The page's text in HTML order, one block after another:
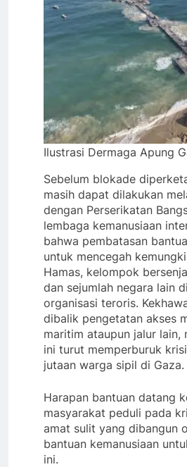
Ilustrasi Dermaga Apung
Sebelum blokade
masih dapat dilakukan
dengan Perserikatan
lembaga kemanusiaan
bahwa pembatasan
untuk mencegah
Hamas, kelompok
dan sejumlah negara lain
organisasi teroris.
dibalik pengetatan akses
maritim ataupun jalur lain,
ini turut memperburuk
jutaan warga sipil di Gaza.
Harapan bantuan datang
masyarakat peduli pada
amat sulit yang dibangun
bantuan kemanusiaan
ini.